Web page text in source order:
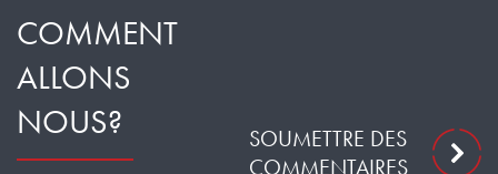
COMMENT
ALLONS
NOUS?
SOUMETTRE DES
COMMENTAIRES